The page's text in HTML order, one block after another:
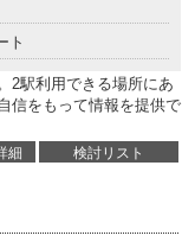
ト
2駅利用できる場所にあ
信をもって情報を提供で
細 検討リスト